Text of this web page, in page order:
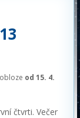
od 15. 4.
čtvrti. Večer